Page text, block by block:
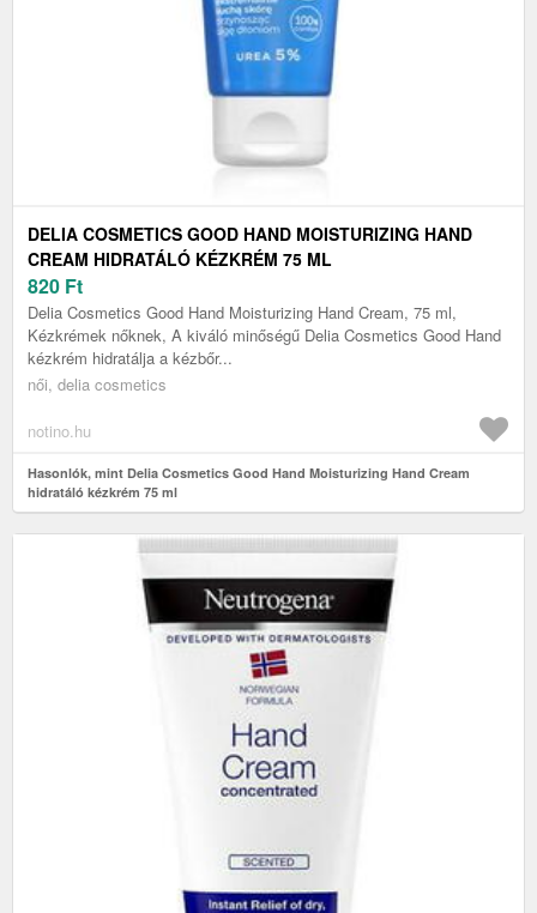
DELIA COSMETICS GOOD HAND MOISTURIZING HAND
CREAM HIDRATÁLÓ KÉZKRÉM 75 ML
820 Ft
Delia Cosmetics Good Hand Moisturizing Hand Cream, 75 ml,
Kézkrémek nőknek, A kiváló minőségű Delia Cosmetics Good Hand
kézkrém hidratálja a kézbőr...
női, delia cosmetics
notino.hu
Hasonlók, mint Delia Cosmetics Good Hand Moisturizing Hand Cream
hidratáló kézkrém 75 ml